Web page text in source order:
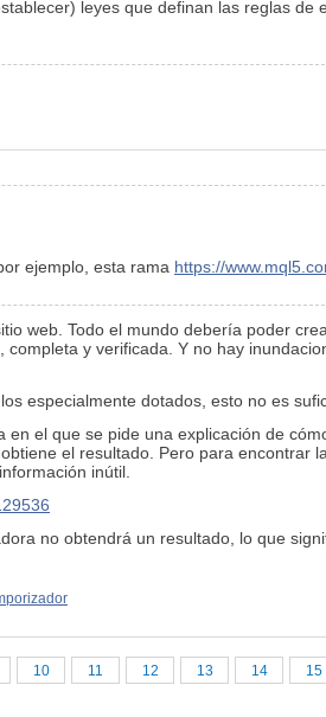
leyes que definan las reglas de
ejemplo, esta rama https://
web. Todo el mundo debería poder
y verificada. Y no hay
especialmente dotados, esto no es
el que se pide una explicación de
el resultado. Pero para
inútil.
no obtendrá un resultado, lo que
10 11 12 13 14 15